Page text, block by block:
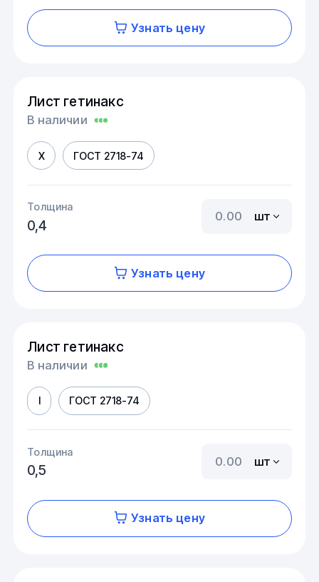
Узнать цену
Лист гетинакс
В наличии
X ГОСТ 2718-74
Толщина
0,4
шт
Узнать цену
Лист гетинакс
В наличии
I ГОСТ 2718-74
Толщина
0,5
шт
Узнать цену